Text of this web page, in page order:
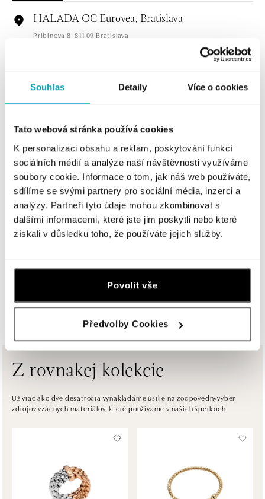
Souhlas Detaily Více o cookies
Tato webová stránka používá cookies
K personalizaci obsahu a reklam, poskytování funkcí
sociálních médií a analýze naší návštěvnosti využíváme
soubory cookie. Informace o tom, jak náš web používáte,
sdílíme se svými partnery pro sociální média, inzerci a
analýzy. Partneři tyto údaje mohou zkombinovat s
dalšími informacemi, které jste jim poskytli nebo které
získali v důsledku toho, že používáte jejich služby.
Povolit vše
Předvolby Cookies
HALADA OC Eurovea, Bratislava
Pribinova 8, 811 09 Bratislava
HALADA OC Avion, Bratislava
Ivanská cesta 16, 821 04 Bratislava
dnes otvorené do 21:00
Halada OC Aupark, Bratislava
Einsteinova 18, 851 01 Bratislava
tel.: +421 917 090 891
dnes otvorené do 21:00
HALADA Pařížská, Praha
HALADA Na Příkopě, Praha
Na Příkopě 16, 110 00 Praha 1
dnes otvorené do 19:00
HALADA Česká, Brno
Česká 23, 602 00 Brno
tel.: +420602443261
Rudná 3114/114, 700 30 Ostrava-Zábřeh
tel.: +420605174749
dnes otvorené do 21:00
ZOBRAZIŤ VŠETKY BUTIKY
Z rovnakej kolekcie
Už viac ako dve desaťročia vynakladáme úsilie na zodpovednývýber
zdrojov vzácnych materiálov, ktoré používame v našich šperkoch.